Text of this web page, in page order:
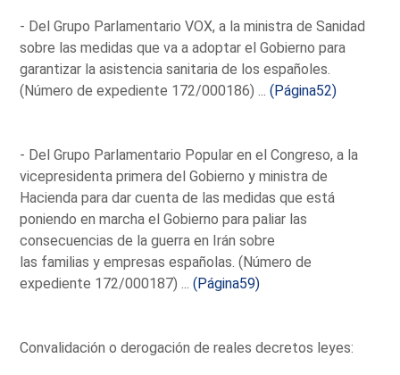
- Del Grupo Parlamentario VOX, a la ministra de Sanidad
sobre las medidas que va a adoptar el Gobierno para
garantizar la asistencia sanitaria de los españoles.
(Número de expediente 172/000186) ...(Página52)
- Del Grupo Parlamentario Popular en el Congreso, a la
vicepresidenta primera del Gobierno y ministra de
Hacienda para dar cuenta de las medidas que está
poniendo en marcha el Gobierno para paliar las
consecuencias de la guerra en Irán sobre
las familias y empresas españolas. (Número de
expediente 172/000187) ...(Página59)
Convalidación o derogación de reales decretos leyes: